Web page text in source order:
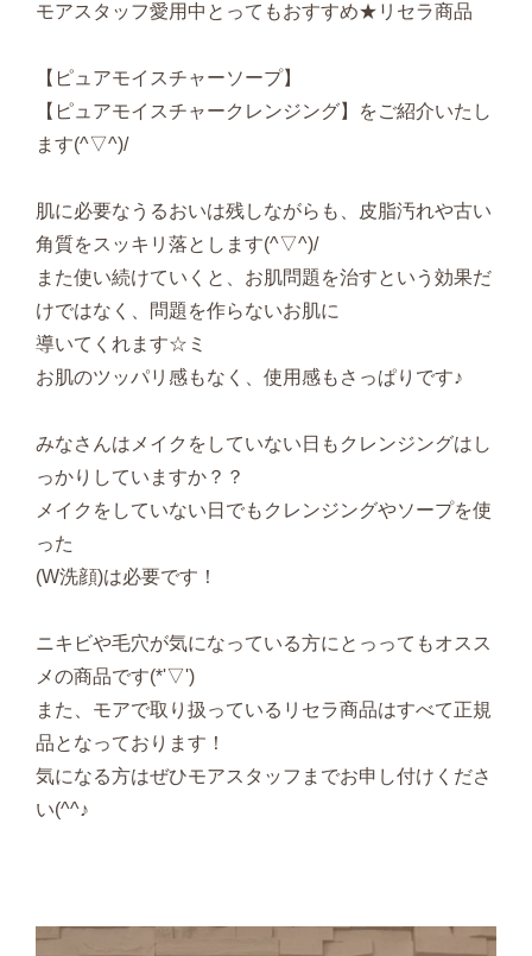
モアスタッフ愛用中とってもおすすめ★リセラ商品
【ピュアモイスチャーソープ】
【ピュアモイスチャークレンジング】をご紹介いたし
ます(^▽^)/
肌に必要なうるおいは残しながらも、皮脂汚れや古い
角質をスッキリ落とします(^▽^)/
また使い続けていくと、お肌問題を治すという効果だ
けではなく、問題を作らないお肌に
導いてくれます☆ミ
お肌のツッパリ感もなく、使用感もさっぱりです♪
みなさんはメイクをしていない日もクレンジングはし
っかりしていますか？？
メイクをしていない日でもクレンジングやソープを使
った
(W洗顔)は必要です！
ニキビや毛穴が気になっている方にとっってもオスス
メの商品です(*'▽')
また、モアで取り扱っているリセラ商品はすべて正規
品となっております！
気になる方はぜひモアスタッフまでお申し付けくださ
い(^^♪